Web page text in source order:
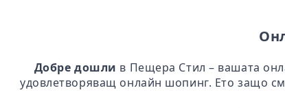
Добре дошли в Пещера Стил – вашата
удовлетворяващ онлайн шопинг. Ето защо